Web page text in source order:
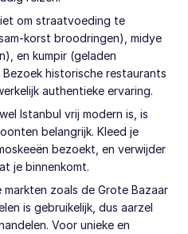
om straatvoeding te
korst broodringen), midye
en kumpir (geladen
historische restaurants
authentieke ervaring.
Istanbul vrij modern is, is
belangrijk. Kleed je
bezoekt, en verwijder
je binnenkomt.
markten zoals de Grote Bazaar
is gebruikelijk, dus aarzel
Voor unieke en